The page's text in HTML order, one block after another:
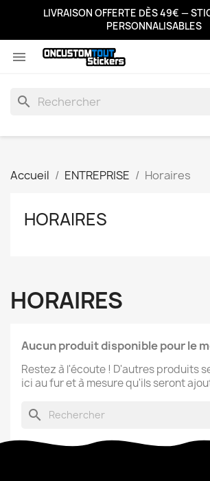
LIVRAISON OFFERTE DÈS 49€ —
PERSONNALISABLES

search
Accueil ENTREPRISE Horaires
HORAIRES
HORAIRES
Aucun produit disponible pour le
Restez à l'écoute ! D'autres produits
ici au fur et à mesure qu'ils seront
search